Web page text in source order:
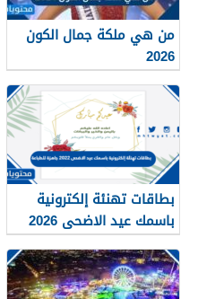
من هي ملكة جمال الكون
2026
بطاقات تهنئة إلكترونية
باسمك عيد الاضحى 2026
جاهزة للطباعة